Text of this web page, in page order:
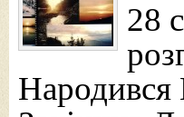
28
Народився